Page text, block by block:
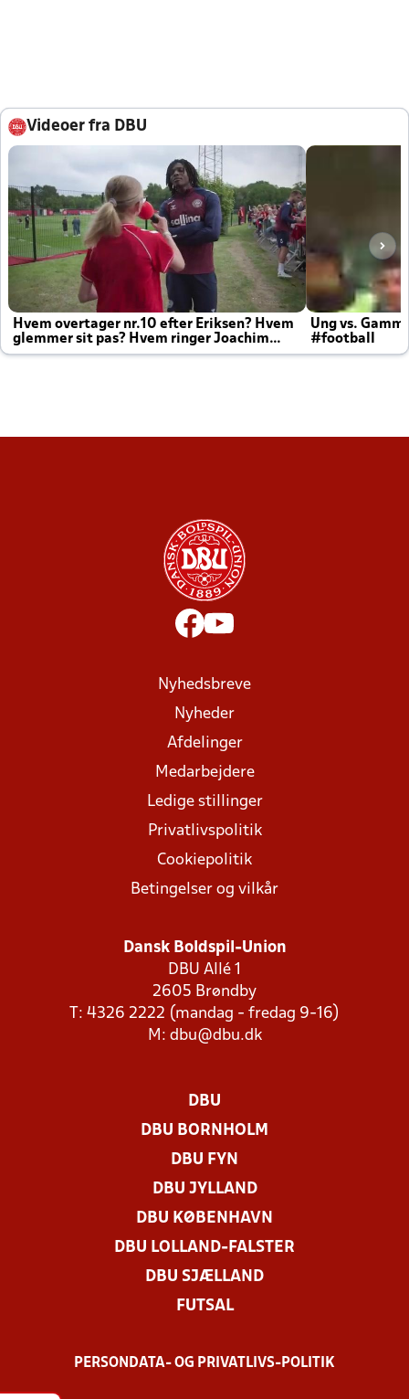
Videoer fra DBU
Hvem overtager nr.10 efter Eriksen? Hvem
glemmer sit pas? Hvem ringer Joachim
altid til efter kampe?
Ung vs.
#football
Nyhedsbreve
Nyheder
Afdelinger
Medarbejdere
Ledige stillinger
Privatlivspolitik
Cookiepolitik
Betingelser og vilkår
Dansk Boldspil-Union
DBU Allé 1
2605 Brøndby
T: 4326 2222 (mandag - fredag 9-16)
M: dbu@dbu.dk
DBU
DBU BORNHOLM
DBU FYN
DBU JYLLAND
DBU KØBENHAVN
DBU LOLLAND-FALSTER
DBU SJÆLLAND
FUTSAL
PERSONDATA- OG PRIVATLIVS-POLITIK